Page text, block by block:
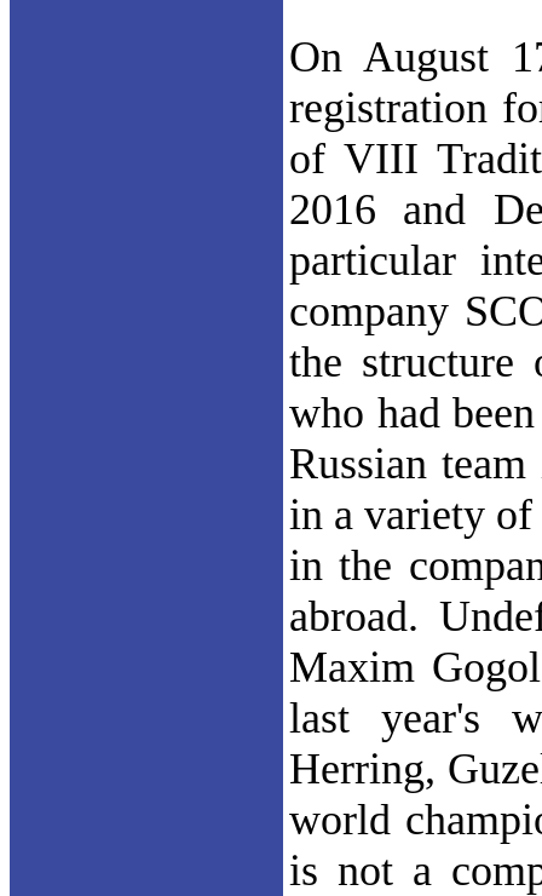
On August
registration
of VIII
2016 and
particular
company
the structure
who had
Russian
in a variety of
in the
abroad.
Maxim
last year's
Herring,
world
is not a